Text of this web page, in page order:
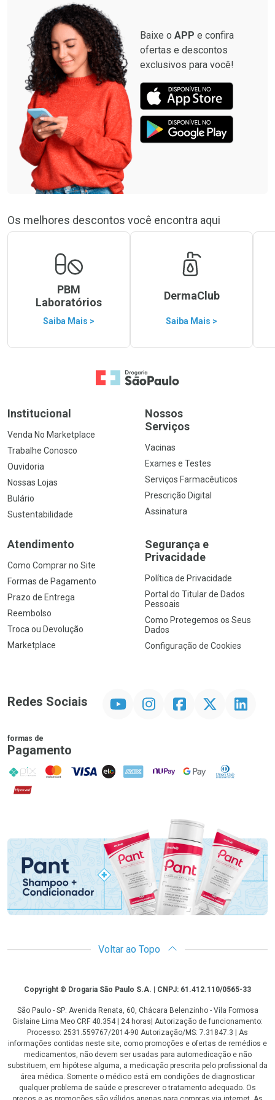
Baixe o APP e confira
ofertas e descontos
exclusivos para você!
Os melhores descontos você encontra aqui
PBM
Laboratórios
Saiba Mais >
DermaClub
Saiba Mais >
Ir para a Home
Institucional
Venda No Marketplace
Trabalhe Conosco
Ouvidoria
Nossas Lojas
Bulário
Sustentabilidade
Nossos
Serviços
Vacinas
Exames e Testes
Serviços Farmacêuticos
Prescrição Digital
Assinatura
Atendimento
Como Comprar no Site
Formas de Pagamento
Prazo de Entrega
Reembolso
Troca ou Devolução
Marketplace
Segurança e
Privacidade
Política de Privacidade
Portal do Titular de Dados
Pessoais
Como Protegemos os Seus
Dados
Configuração de Cookies
Redes Sociais InstagramFacebookTwitter Linkedin
formas de
Pagamento
PIX MasterCard
VISA ELO AMEX NuPay Google PayDiners Club
Hipercard
Promoção em Destaque
Voltar ao Topo
CopyrightCopyright © Drogaria São Paulo S.A. | CNPJ: 61.412.110/0565-33
São Paulo - SP: Avenida Renata, 60, Chácara Belenzinho - Vila Formosa
Gislaine Lima Meo CRF 40.354 | 24 horas| Autorização de funcionamento:
Processo: 2531.559767/2014-90 Autorização/MS: 7.31847.3 | As
informações contidas neste site, como promoções e ofertas de remédios e
medicamentos, não devem ser usadas para automedicação e não
substituem, em hipótese alguma, a medicação prescrita pelo profissional da
área médica. Somente o médico está em condições de diagnosticar
qualquer problema de saúde e prescrever o tratamento adequado. Os